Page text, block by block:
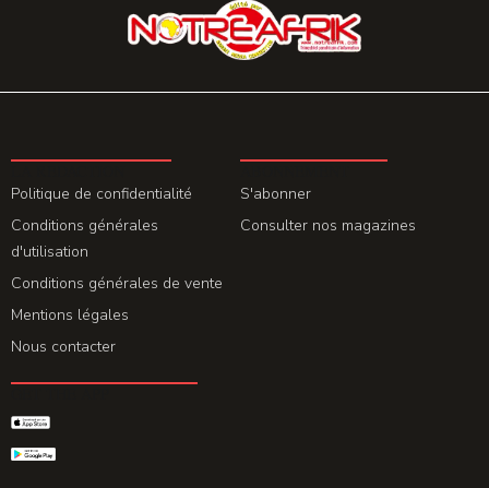
Politique de confidentialité
Conditions générales
d'utilisation
Conditions générales de vente
Mentions légales
Nous contacter
S'abonner
Consulter nos magazines